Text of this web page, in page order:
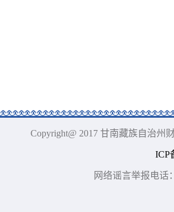
Copyright@ 2017 甘南藏族自治
ICP
网络谣言举报电话